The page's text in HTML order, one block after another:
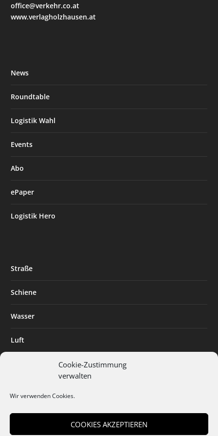
Cookie-Zustimmung
verwalten
Wir verwenden Cookies.
COOKIES AKZEPTIEREN
office@verkehr.co.at
www.verlagholzhausen.at
News
Roundtable
Logistik Wahl
Events
Abo
ePaper
Logistik Hero
Straße
Schiene
Wasser
Luft
Digitalisierung